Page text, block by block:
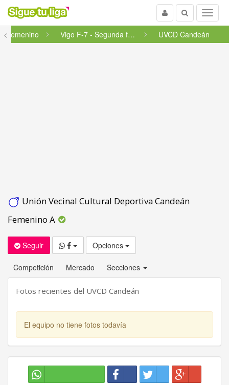
Menu
Buscar
Usuario
<Femenino Vigo F-7 - Segunda fase - Grup... UVCD Candeán
Unión Vecinal Cultural Deportiva Candeán
Femenino A
Seguir Opciones
Competición Mercado Secciones
Fotos recientes del UVCD Candeán
El equipo no tiene fotos todavía